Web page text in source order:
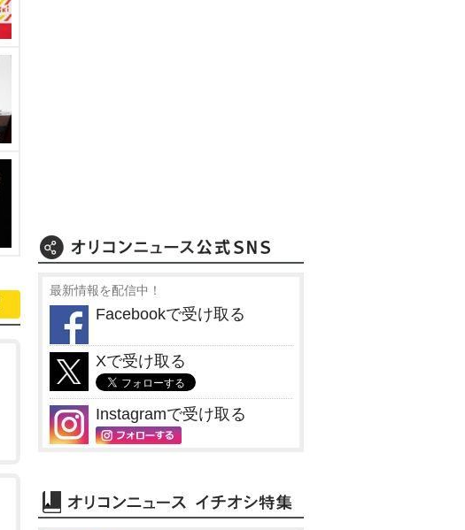
最新情報を配信中！
Facebookで受け取る
Xで受け取る
Instagramで受け取る